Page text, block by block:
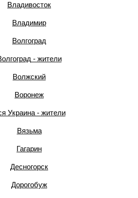
Владивосток
Владимир
Волгоград
- жители
Волжский
Воронеж
Украина - жители
Вязьма
Гагарин
Десногорск
Дорогобуж